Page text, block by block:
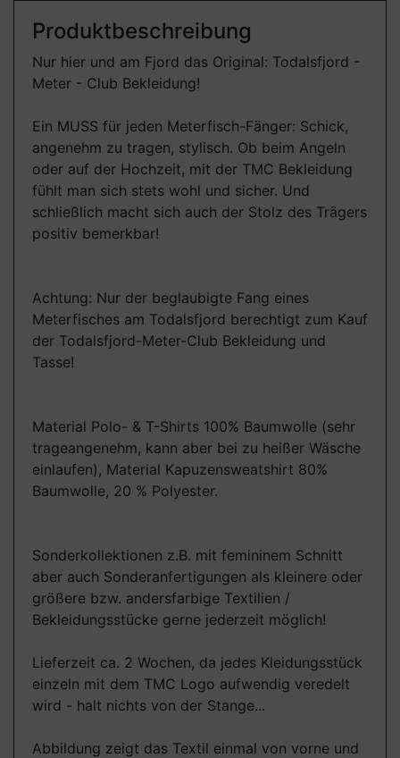
Produktbeschreibung
Nur hier und am Fjord das Original: Todalsfjord -
Meter - Club Bekleidung!
Ein MUSS für jeden Meterfisch-Fänger: Schick,
angenehm zu tragen, stylisch. Ob beim Angeln
oder auf der Hochzeit, mit der TMC Bekleidung
fühlt man sich stets wohl und sicher. Und
schließlich macht sich auch der Stolz des Trägers
positiv bemerkbar!
Achtung: Nur der beglaubigte Fang eines
Meterfisches am Todalsfjord berechtigt zum Kauf
der Todalsfjord-Meter-Club Bekleidung und
Tasse!
Material Polo- & T-Shirts 100% Baumwolle (sehr
trageangenehm, kann aber bei zu heißer Wäsche
einlaufen), Material Kapuzensweatshirt 80%
Baumwolle, 20 % Polyester.
Sonderkollektionen z.B. mit femininem Schnitt
aber auch Sonderanfertigungen als kleinere oder
größere bzw. andersfarbige Textilien /
Bekleidungsstücke gerne jederzeit möglich!
Lieferzeit ca. 2 Wochen, da jedes Kleidungsstück
einzeln mit dem TMC Logo aufwendig veredelt
wird - halt nichts von der Stange...
Abbildung zeigt das Textil einmal von vorne und